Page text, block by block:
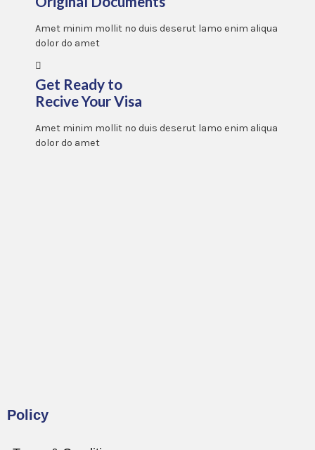
Amet minim mollit no duis deserut lamo enim aliqua
dolor do amet
Get Ready to
Recive Your Visa
Amet minim mollit no duis deserut lamo enim aliqua
dolor do amet
Policy